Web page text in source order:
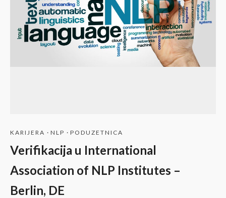
KARIJERA · NLP · PODUZETNICA
Verifikacija u International
Association of NLP Institutes –
Berlin, DE